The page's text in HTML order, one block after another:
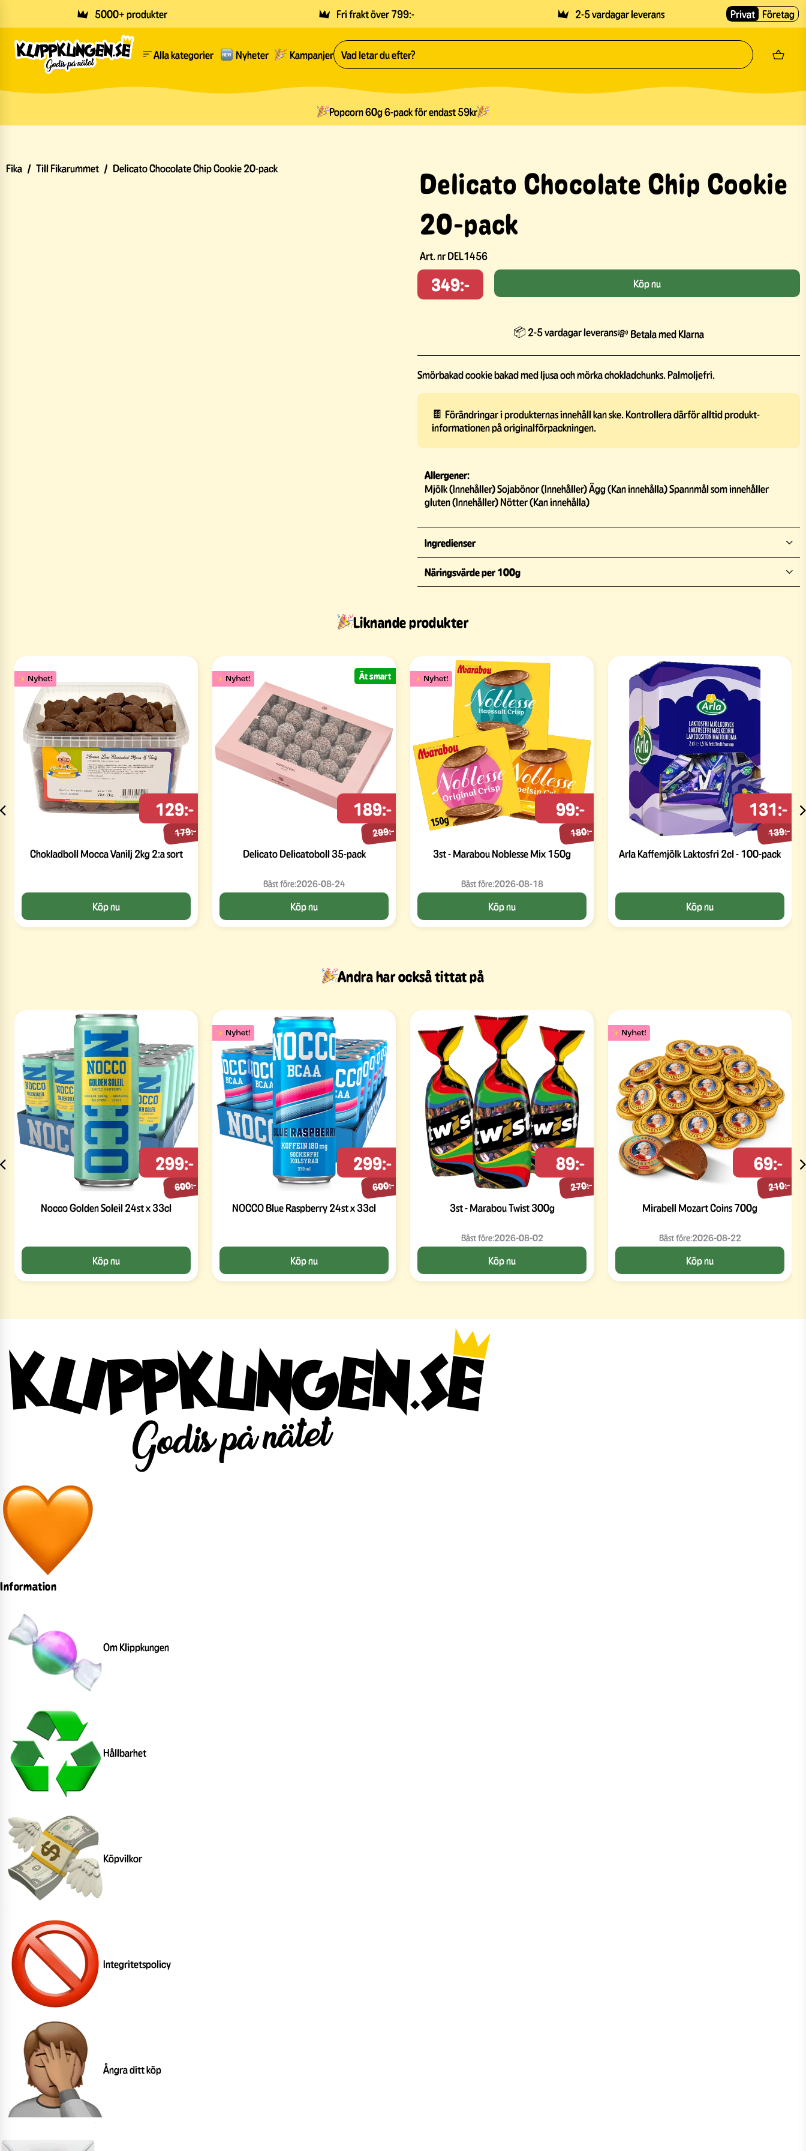
5000+ produkter Fri frakt över 799:- 2-5 vardagar leverans Privat Företag
Alla kategorier Nyheter Kampanjer
Popcorn 60g 6-pack för endast 59kr
Fika / Till Fikarummet / Delicato Chocolate Chip Cookie 20-pack
Delicato Chocolate Chip Cookie
20-pack
Art. nrDEL1456
349:- Köp nu
📦 2-5 vardagar leverans💸 Betala med Klarna
Smörbakad cookie bakad med ljusa och mörka chokladchunks. Palmoljefri.
🍫 Förändringar i produkternas innehåll kan ske. Kontrollera därför alltid produkt-
informationen på originalförpackningen.
Allergener:
Mjölk (Innehåller) Sojabönor (Innehåller) Ägg (Kan innehålla) Spannmål som innehåller
gluten (Innehåller) Nötter (Kan innehålla)
Ingredienser
Näringsvärde per 100g
Liknande produkter
Chokladboll Mocca Vanilj 2kg 2:a sort
179:-
129:-
Köp nu
Delicato Delicatoboll 35-pack
299:-
189:-
Bäst före:2026-08-24
Köp nu
Ät smart
3st - Marabou Noblesse Mix 150g
180:-
99:-
Bäst före:2026-08-18
Köp nu
Arla Kaffemjölk Laktosfri 2cl - 100-pack
139:-
131:-
Köp nu
Andra har också tittat på
Nocco Golden Soleil 24st x 33cl
600:-
299:-
Köp nu
NOCCO Blue Raspberry 24st x 33cl
600:-
299:-
Köp nu
3st - Marabou Twist 300g
270:-
89:-
Bäst före:2026-08-02
Köp nu
Mirabell Mozart Coins 700g
210:-
69:-
Bäst före:2026-08-22
Köp nu
Information
Om Klippkungen
Hållbarhet
Köpvilkor
Integritetspolicy
Ångra ditt köp